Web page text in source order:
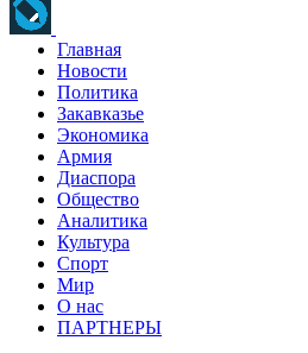
Главная
Новости
Политика
Закавказье
Экономика
Армия
Диаспора
Общество
Аналитика
Культура
Спорт
Мир
О нас
ПАРТНЕРЫ